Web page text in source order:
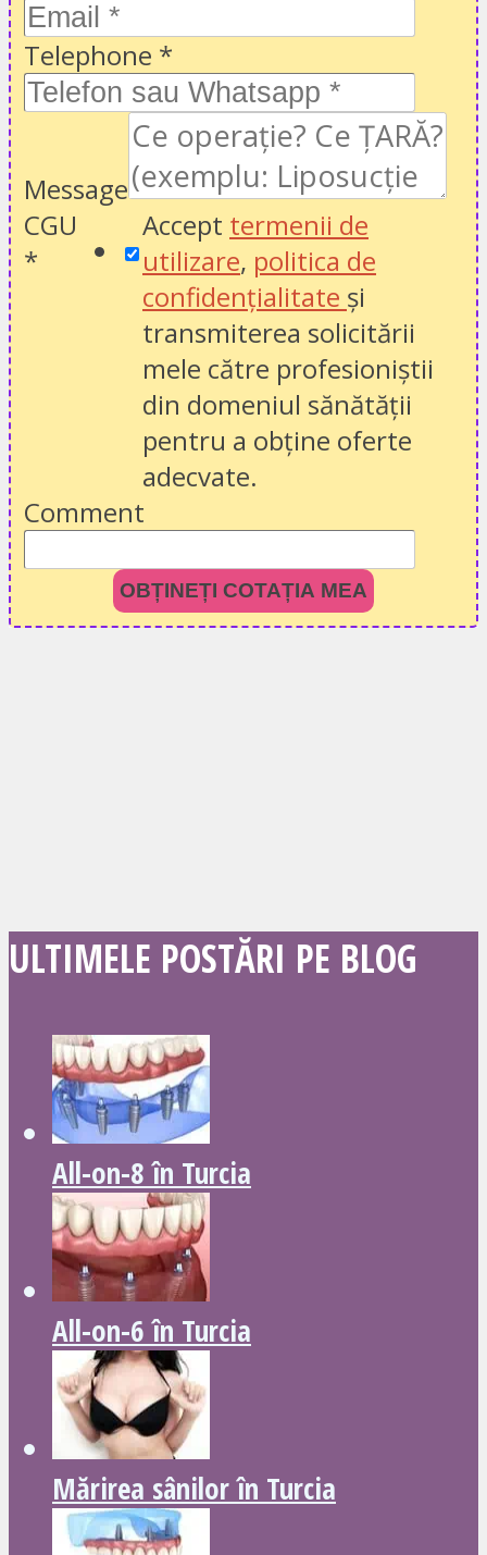
Telephone *
Message
CGU
*
Accept termenii de
utilizare, politica de
confidențialitate și
transmiterea solicitării
mele către profesioniștii
din domeniul sănătății
pentru a obține oferte
adecvate.
Comment
OBȚINEȚI COTAȚIA MEA
ULTIMELE POSTĂRI PE BLOG
All-on-8 în Turcia
All-on-6 în Turcia
Mărirea sânilor în Turcia